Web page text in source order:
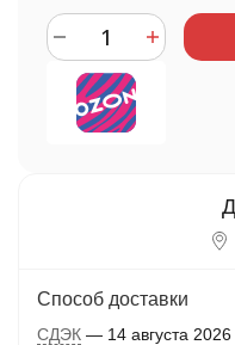
Способ доставки
СДЭК 14 августа 2026